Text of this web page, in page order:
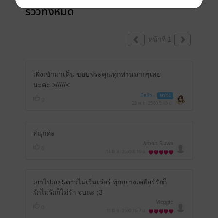
รีวิวทั้งหมด
หน้าที่ 1
เพิ่งเข้ามาเห็น ขอบพระคุณทุกท่านมากๆเลย
นะคะ >/////<
มีแล้ว - ษาค่ะ
สนุกค่ะ
Amon Sibwa
เอาไปเลย5ดาวไม่เวิ่นเว่อร์ ทุกอย่างเคลียร์รักก็
รักไม่รักก็ไม่รัก จบนะ ;3
Meggie